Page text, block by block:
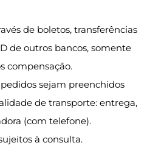
de boletos, transferências
de outros bancos, somente
compensação.
sejam preenchidos
de transporte: entrega,
(com telefone).
à consulta.